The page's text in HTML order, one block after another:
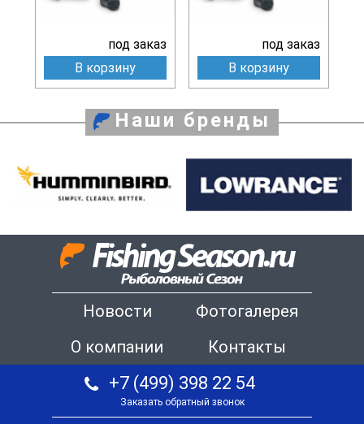
под заказ
В корзину
под заказ
В корзину
Наши бренды
Новости
Фотогалерея
О компании
Контакты
+7 (499) 398 22 54
Заказать обратный звонок